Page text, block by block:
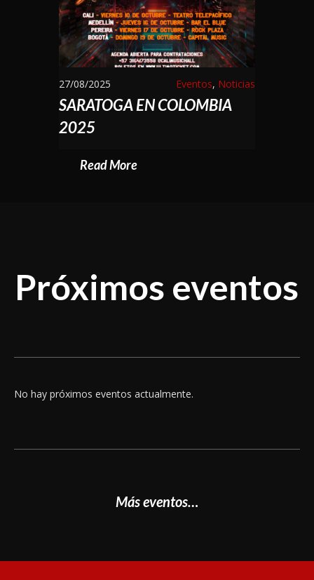
27/08/2025 Eventos, Noticias
SARATOGA EN COLOMBIA
2025
Read More
Próximos eventos
No hay próximos eventos actualmente.
Más eventos…